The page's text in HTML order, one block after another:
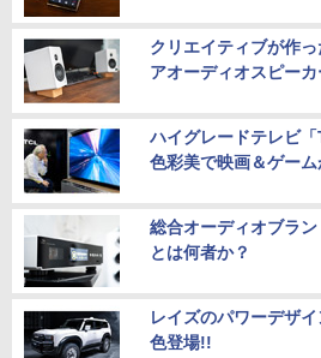
クリエイティブが作
アオーディオスピーカ
ハイグレードテレビ
色彩美で映画＆ゲー
総合オーディオブラ
とは何者か？
レイズのパワーデザ
色登場!!